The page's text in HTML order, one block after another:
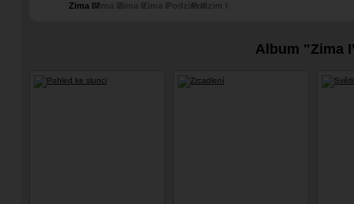
Zima IVZima III
Album "Zima